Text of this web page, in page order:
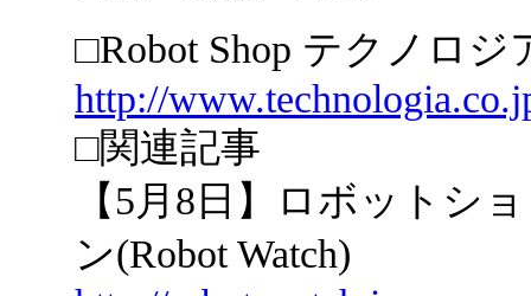
□Robot Shop テクノロジ
http://
□関連記事
【5月8日】ロボットシ
ン(Robot Watch)